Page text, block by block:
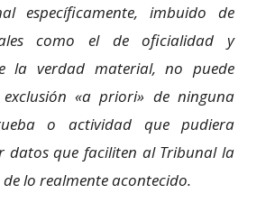
específicamente, imbuido de
como el de oficialidad y
la verdad material, no puede
«a priori» de ninguna
o actividad que pudiera
datos que faciliten al Tribunal la
lo realmente acontecido.